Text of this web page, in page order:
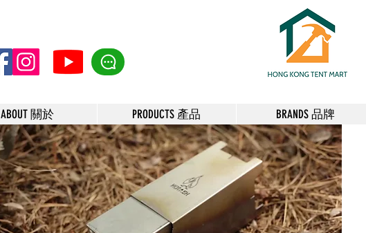
ABOUT 關於 PRODUCTS 產品 BRANDS 品牌